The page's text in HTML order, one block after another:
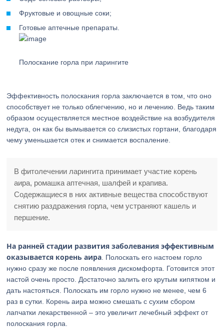
Фруктовые и овощные соки;
Готовые аптечные препараты.
Полоскание горла при ларингите
Эффективность полоскания горла заключается в том, что оно
способствует не только облегчению, но и лечению. Ведь таким
образом осуществляется местное воздействие на возбудителя
недуга, он как бы вымывается со слизистых гортани, благодаря
чему уменьшается отек и снимается воспаление.
В фитолечении ларингита принимает участие корень
аира, ромашка аптечная, шалфей и крапива.
Содержащиеся в них активные вещества способствуют
снятию раздражения горла, чем устраняют кашель и
першение.
На ранней стадии развития заболевания эффективным
оказывается корень аира . Полоскать его настоем горло
нужно сразу же после появления дискомфорта. Готовится этот
настой очень просто. Достаточно залить его крутым кипятком и
дать настояться. Полоскать им горло нужно не менее, чем 6
раз в сутки. Корень аира можно смешать с сухим сбором
лапчатки лекарственной – это увеличит лечебный эффект от
полоскания горла.